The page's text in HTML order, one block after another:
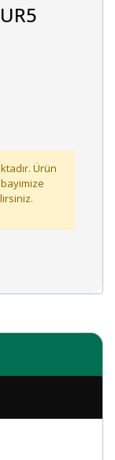
Ürün